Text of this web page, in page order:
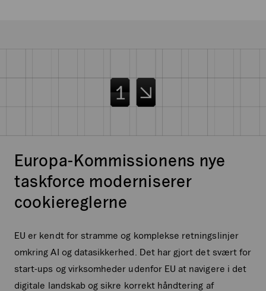
Europa-Kommissionens nye
taskforce moderniserer
cookiereglerne
EU er kendt for stramme og komplekse retningslinjer
omkring AI og datasikkerhed. Det har gjort det svært for
start-ups og virksomheder udenfor EU at navigere i det
digitale landskab og sikre korrekt håndtering af